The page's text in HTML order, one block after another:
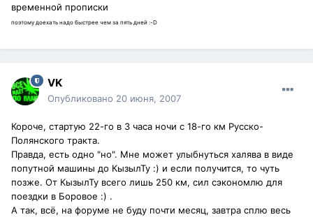
временной прописки
поэтому доехать надо быстрее чем за пять дней :-D
VK
Опубликовано 20 июня, 2007
Короче, стартую 22-го в 3 часа ночи с 18-го км Русско-
Полянского тракта.
Правда, есть одно "но". Мне может улыбнуться халява в виде
попутной машины до КызылТу :) и если получится, то чуть
позже. От КызылТу всего лишь 250 км, сил сэкономлю для
поездки в Боровое :) .
А так, всё, на форуме не буду почти месяц, завтра сплю весь